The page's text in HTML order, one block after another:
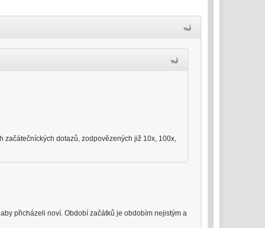
dotazů, zodpovězených již 10x, 100x,
přicházeli noví. Období začátků je obdobím nejistým a